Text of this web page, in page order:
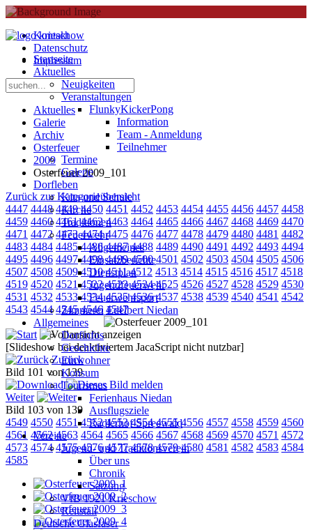
Startseite
Aktuelles
Neuigkeiten
Veranstaltungen
FlunkyKickerPong
Information
Team - Anmeldung
Teilnehmer
Termine
Galerie
Dorfleben
Kita und Schule
Kirche
Traditionen
Feuerwehr
Allgemeines
Einsatzberichte
Dienstplan
Jugendfeuerwehr
Feuerwehrsport
Zimmerei Edelbert Niedan
Allgemeines
Dorfinfos
Geschichte
Einwohner
Konsum
Tourismus
Ferienhaus Niedan
Ausflugsziele
Radlerhof Spreewald
Vereine
Jugend- und Traditionsverein
Über uns
Chronik
Satzung
VfB 1921 Krieschow
Reitstall
Deutsche Glasfaser
Kontakt
Datenschutz
Impressum
Aktuelles
Galerie
Archiv
Osterfeuer
2009
Osterfeuer 2009_101
Zurück zur Kategorieübersicht
4447 4448 4449 4450 4451 4452 4453 4454 4455 4456 4457 4458
4459 4460 4461 4462 4463 4464 4465 4466 4467 4468 4469 4470
4471 4472 4473 4474 4475 4476 4477 4478 4479 4480 4481 4482
4483 4484 4485 4486 4487 4488 4489 4490 4491 4492 4493 4494
4495 4496 4497 4498 4499 4500 4501 4502 4503 4504 4505 4506
4507 4508 4509 4510 4511 4512 4513 4514 4515 4516 4517 4518
4519 4520 4521 4522 4523 4524 4525 4526 4527 4528 4529 4530
4531 4532 4533 4534 4535 4536 4537 4538 4539 4540 4541 4542
4543 4544 4545 4546 4547
[Slideshow bei deaktiviertem JacaScript nicht nutzbar]
Zurück
Bild 101 von 139
Weiter
Bild 103 von 139
4549 4550 4551 4552 4553 4554 4555 4556 4557 4558 4559 4560
4561 4562 4563 4564 4565 4566 4567 4568 4569 4570 4571 4572
4573 4574 4575 4576 4577 4578 4579 4580 4581 4582 4583 4584
4585